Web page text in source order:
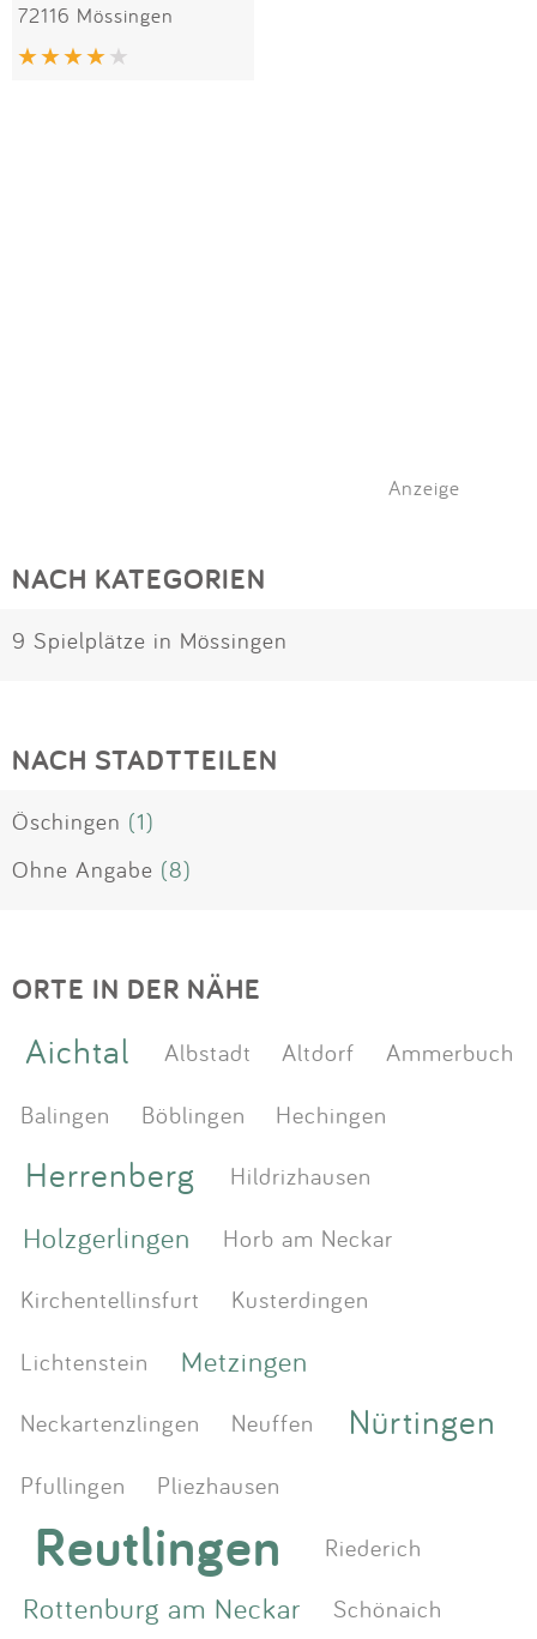
72116 Mössingen
Anzeige
NACH KATEGORIEN
9 Spielplätze in Mössingen
NACH STADTTEILEN
Öschingen (1)
Ohne Angabe (8)
ORTE IN DER NÄHE
Aichtal Albstadt Altdorf
Ammerbuch
Balingen
Böblingen Hechingen
Herrenberg Hildrizhausen
Holzgerlingen
Horb am Neckar
Kirchentellinsfurt
Kusterdingen
Lichtenstein
Metzingen
Neckartenzlingen Neuffen Nürtingen
Pfullingen Pliezhausen
Reutlingen Riederich
Rottenburg am Neckar Schönaich